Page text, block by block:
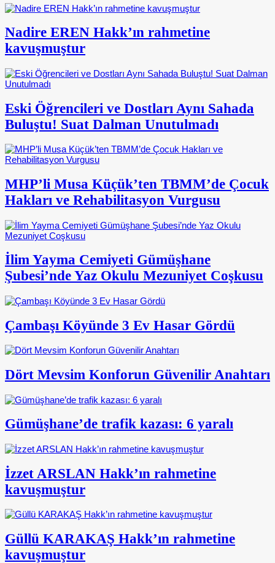
Nadire EREN Hakk’ın rahmetine
kavuşmuştur
Eski Öğrencileri ve Dostları Aynı Sahada
Buluştu! Suat Dalman Unutulmadı
MHP’li Musa Küçük’ten TBMM’de Çocuk
Hakları ve Rehabilitasyon Vurgusu
İlim Yayma Cemiyeti Gümüşhane
Şubesi’nde Yaz Okulu Mezuniyet Coşkusu
Çambaşı Köyünde 3 Ev Hasar Gördü
Dört Mevsim Konforun Güvenilir Anahtarı
Gümüşhane’de trafik kazası: 6 yaralı
İzzet ARSLAN Hakk’ın rahmetine
kavuşmuştur
Güllü KARAKAŞ Hakk’ın rahmetine
kavuşmuştur